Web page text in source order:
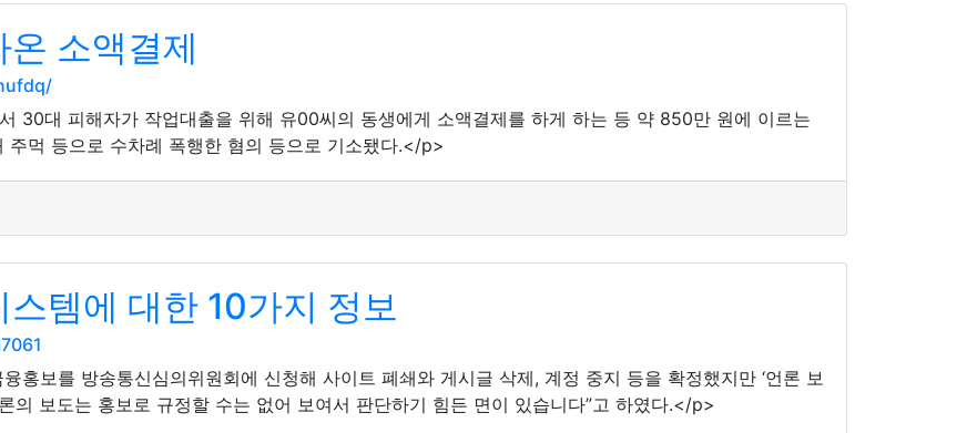
소액결제
30대 피해자가 작업대출을 위해 유00씨의 동생에게 소액결제를 하게 하는 등 약 850만 원에 이르는
먹 등으로 수차례 폭행한 혐의 등으로 기소됐다.</p>
템에 대한 10가지 정보
홍보를 방송통신심의위원회에 신청해 사이트 폐쇄와 게시글 삭제, 계정 중지 등을 확정했지만 ‘언론 보
의 보도는 홍보로 규정할 수는 없어 보여서 판단하기 힘든 면이 있습니다”고 하였다.</p>